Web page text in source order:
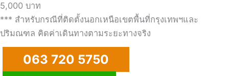
5,000 บาท
*** สำหรับกรณีที่ติดตั้งนอกเหนือเขตพื้นที่กรุงเทพฯและ
ปริมณฑล คิดค่าเดินทางตามระยะทางจริง
063 720 5750